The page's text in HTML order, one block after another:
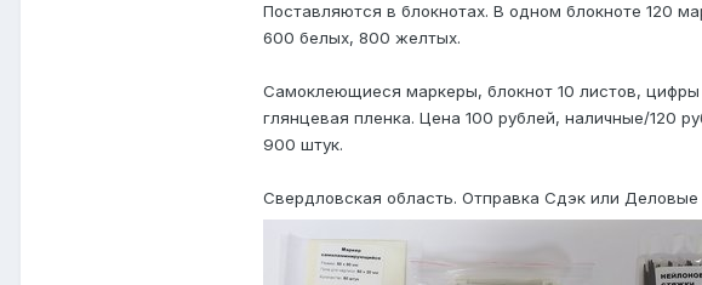
Поставляются в блокнотах. В одном блокноте 120
600 белых, 800 желтых.
Самоклеющиеся маркеры, блокнот 10 листов,
глянцевая пленка. Цена 100 рублей, наличные/120
900 штук.
Свердловская область. Отправка Сдэк или Деловые